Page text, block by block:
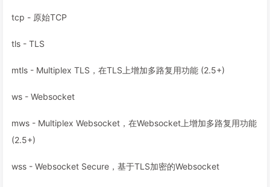
tcp - 原始TCP
tls - TLS
mtls - Multiplex TLS，在TLS上增加多路复用功能 (2.5+)
ws - Websocket
mws - Multiplex Websocket，在Websocket上增加多路复用功能
(2.5+)
wss - Websocket Secure，基于TLS加密的Websocket